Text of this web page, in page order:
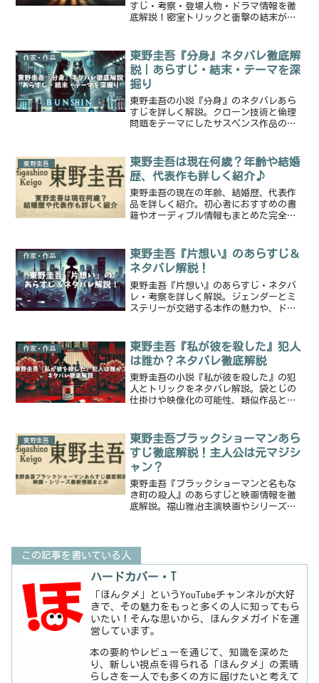
すじ・考察・登場人物・ドラマ情報を徹
底解説！密室トリックと衝撃の結末が魅
作家・作品
東野圭吾『分身』ネタバレ徹底解
説｜あらすじ・結末・テーマを深
掘り
東野圭吾の小説『分身』のネタバレあら
すじを詳しく解説。クローン技術と倫理
問題をテーマにしたサスペンス作品の結
東野圭吾
東野圭吾は現在何歳？年齢や結婚
歴、代表作も詳しく紹介♪
東野圭吾の現在の年齢、結婚歴、代表作
品を詳しく紹介。初心者におすすめの書
籍やオーディブル情報もまとめた完全ガ
作家・作品
東野圭吾『片想い』のあらすじ＆
ネタバレ解説！
東野圭吾『片想い』のあらすじ・ネタバ
レ・考察を詳しく解説。ジェンダーとミ
ステリーが交錯する本作の魅力や、ドラ
作家・作品
東野圭吾『私が彼を殺した』犯人
は誰か？ネタバレ徹底解説
東野圭吾の小説『私が彼を殺した』の犯
人とトリックをネタバレ解説。袋とじの
仕掛けや映像化の可能性、類似作品との
東野圭吾
東野圭吾ブラックショーマンあら
すじ徹底解説！主人公は元マジシ
ャン？
東野圭吾『ブラックショーマンと名もな
き町の殺人』のあらすじと映画情報を徹
底解説。福山雅治主演映画やシリーズ順
この記事を書いている人
ハードカバー・T
「ほんタメ」というYouTubeチャンネルが大好
きで、その魅力をもっと多くの人に知ってもら
いたい！そんな思いから、ほんタメガイドを運
営しています。
本の要約やレビューを通じて、知識を深めた
り、新しい視点を得られる「ほんタメ」の素晴
らしさを一人でも多くの方に届けたいと考えて